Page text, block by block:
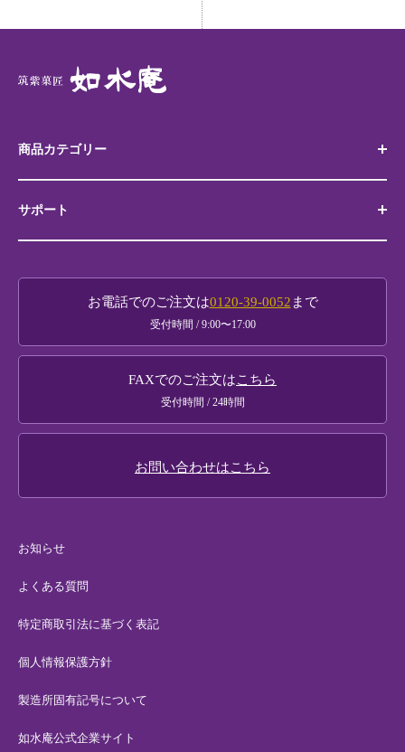
商品カテゴリー
代表銘菓 筑紫もち
サポート
お買い物ガイド
法人様・大口注文
お知らせ
よくある質問
特定商取引法に基づく表記
個人情報保護方針
製造所固有記号について
如水庵公式企業サイト
お電話でのご注文は0120-39-0052 まで
受付時間 / 9:00〜17:00
FAXでのご注文はこちら
受付時間 / 24時間
お問い合わせはこちら